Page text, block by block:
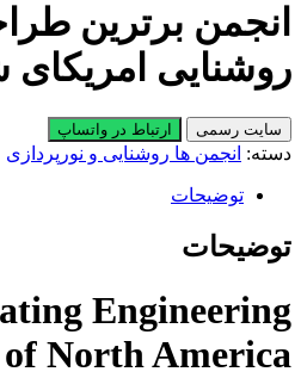
انجمن برترین
روشنایی
سایت رسمی ارتباط در واتساپ
دسته: انجمن ها روشنایی و نورپردازی
توضیحات
توضیحات
Engineering
of North America